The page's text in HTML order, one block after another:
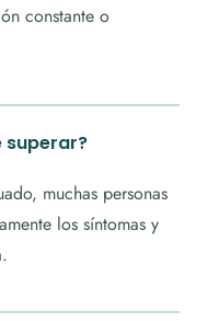
constante o
superar?
muchas personas
los síntomas y